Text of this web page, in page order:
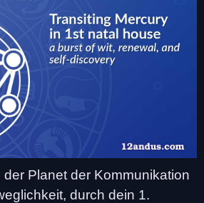
Planet der Kommunikation
durch dein 1.